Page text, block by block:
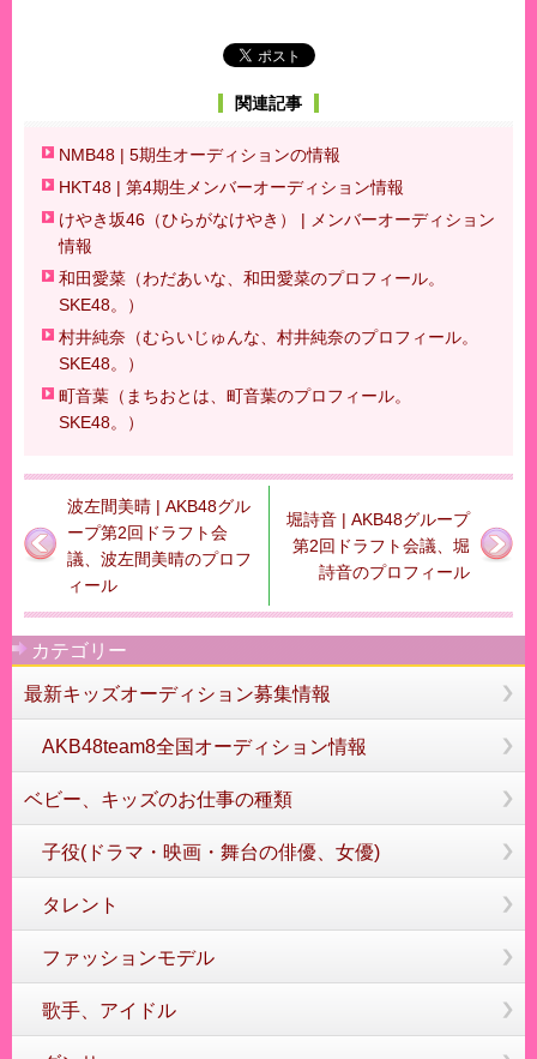
関連記事
NMB48 | 5期生オーディションの情報
HKT48 | 第4期生メンバーオーディション情報
けやき坂46（ひらがなけやき） | メンバーオーディション
情報
和田愛菜（わだあいな、和田愛菜のプロフィール。
SKE48。）
村井純奈（むらいじゅんな、村井純奈のプロフィール。
SKE48。）
町音葉（まちおとは、町音葉のプロフィール。
SKE48。）
波左間美晴 | AKB48グル
ープ第2回ドラフト会
議、波左間美晴のプロフ
ィール
堀詩音 | AKB48グループ
第2回ドラフト会議、堀
詩音のプロフィール
カテゴリー
最新キッズオーディション募集情報
AKB48team8全国オーディション情報
ベビー、キッズのお仕事の種類
子役(ドラマ・映画・舞台の俳優、女優)
タレント
ファッションモデル
歌手、アイドル